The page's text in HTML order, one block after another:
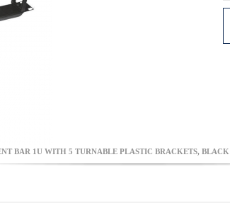
BAR 1U WITH 5 TURNABLE PLASTIC BRACKETS, BLACK